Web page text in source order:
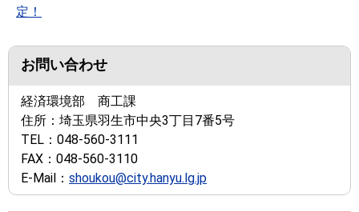
定！
お問い合わせ
経済環境部 商工課
住所： 埼玉県羽生市中央3丁目7番5号
TEL： 048-560-3111
FAX： 048-560-3110
E-Mail： shoukou@city.hanyu.lg.jp